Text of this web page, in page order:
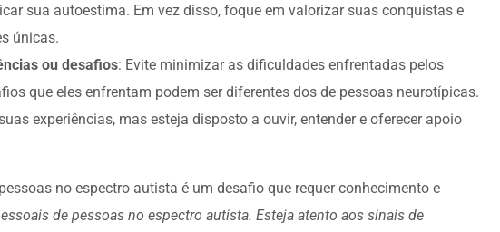
sua autoestima. Em vez disso, foque em valorizar suas conquistas e
únicas.
ou desafios: Evite minimizar as dificuldades enfrentadas pelos
que eles enfrentam podem ser diferentes dos de pessoas neurotípicas.
experiências, mas esteja disposto a ouvir, entender e oferecer apoio
no espectro autista é um desafio que requer conhecimento e
de pessoas no espectro autista. Esteja atento aos sinais de